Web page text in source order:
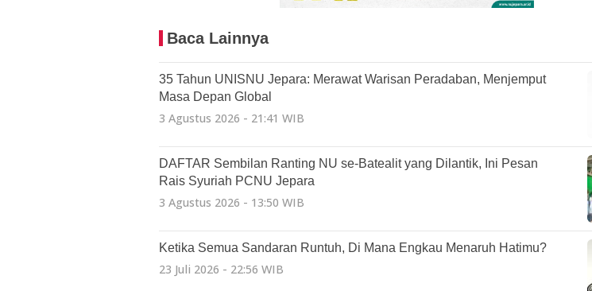
Baca Lainnya
35 Tahun UNISNU Jepara: Merawat Warisan Peradaban, Menjemput
Masa Depan Global
3 Agustus 2026 - 21:41 WIB
DAFTAR Sembilan Ranting NU se-Batealit yang Dilantik, Ini Pesan
Rais Syuriah PCNU Jepara
3 Agustus 2026 - 13:50 WIB
Ketika Semua Sandaran Runtuh, Di Mana Engkau Menaruh Hatimu?
23 Juli 2026 - 22:56 WIB